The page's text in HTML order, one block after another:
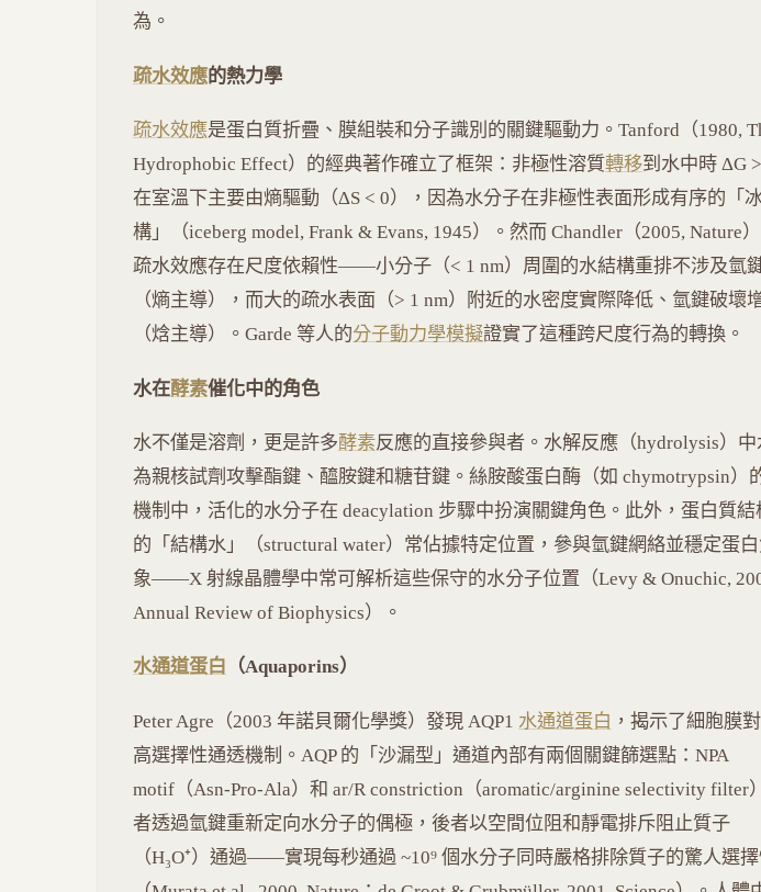
為。
疏水效應的熱力學
疏水效應是蛋白質折疊、膜組裝和分子識別的關鍵驅動力。Tanford（1980,
Hydrophobic Effect）的經典著作確立了框架：非極性溶質轉移到水中時 ΔG >
在室溫下主要由熵驅動（ΔS < 0），因為水分子在非極性表面形成有序的「
構」（iceberg model, Frank & Evans, 1945）。然而 Chandler（2005, Nature
疏水效應存在尺度依賴性——小分子（< 1 nm）周圍的水結構重排不涉及氫
（熵主導），而大的疏水表面（> 1 nm）附近的水密度實際降低、氫鍵破壞
（焓主導）。Garde 等人的分子動力學模擬證實了這種跨尺度行為的轉換。
水在酵素催化中的角色
水不僅是溶劑，更是許多酵素反應的直接參與者。水解反應（hydrolysis）中
為親核試劑攻擊酯鍵、醯胺鍵和糖苷鍵。絲胺酸蛋白酶（如 chymotrypsin）
機制中，活化的水分子在 deacylation 步驟中扮演關鍵角色。此外，蛋白質結
的「結構水」（structural water）常佔據特定位置，參與氫鍵網絡並穩定蛋
象——X 射線晶體學中常可解析這些保守的水分子位置（Levy & Onuchic,
Annual Review of Biophysics）。
水通道蛋白 （Aquaporins）
Peter Agre（2003 年諾貝爾化學獎）發現 AQP1 水通道蛋白 ，揭示了細胞膜
高選擇性通透機制。AQP 的「沙漏型」通道內部有兩個關鍵篩選點：NPA
motif（Asn-Pro-Ala）和 ar/R constriction（aromatic/arginine selectivity filter
者透過氫鍵重新定向水分子的偶極，後者以空間位阻和靜電排斥阻止質子
（H₃O⁺）通過——實現每秒通過 ~10⁹ 個水分子同時嚴格排除質子的驚人選